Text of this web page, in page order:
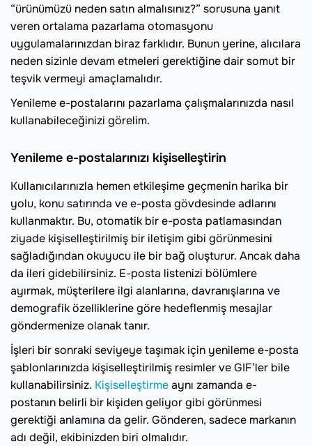
“ürünümüzü neden satın almalısınız?” sorusuna yanıt
veren ortalama pazarlama otomasyonu
uygulamalarınızdan biraz farklıdır. Bunun yerine, alıcılara
neden sizinle devam etmeleri gerektiğine dair somut bir
teşvik vermeyi amaçlamalıdır.
Yenileme e-postalarını pazarlama çalışmalarınızda nasıl
kullanabileceğinizi görelim.
Yenileme e-postalarınızı kişiselleştirin
Kullanıcılarınızla hemen etkileşime geçmenin harika bir
yolu, konu satırında ve e-posta gövdesinde adlarını
kullanmaktır. Bu, otomatik bir e-posta patlamasından
ziyade kişiselleştirilmiş bir iletişim gibi görünmesini
sağladığından okuyucu ile bir bağ oluşturur. Ancak daha
da ileri gidebilirsiniz. E-posta listenizi bölümlere
ayırmak, müşterilere ilgi alanlarına, davranışlarına ve
demografik özelliklerine göre hedeflenmiş mesajlar
göndermenize olanak tanır.
İşleri bir sonraki seviyeye taşımak için yenileme e-posta
şablonlarınızda kişiselleştirilmiş resimler ve GIF’ler bile
kullanabilirsiniz. Kişiselleştirmeaynı zamanda e-
postanın belirli bir kişiden geliyor gibi görünmesi
gerektiği anlamına da gelir. Gönderen, sadece markanın
adı değil, ekibinizden biri olmalıdır.